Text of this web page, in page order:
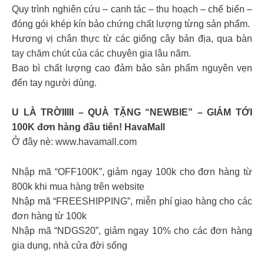
Quy trình nghiên cứu – canh tác – thu hoạch – chế biến –
đóng gói khép kín bảo chứng chất lượng từng sản phẩm.
Hương vị chân thực từ các giống cây bản địa, qua bàn
tay chăm chút của các chuyên gia lâu năm.
Bao bì chất lượng cao đảm bảo sản phẩm nguyên vẹn
đến tay người dùng.
U LÀ TRỜIIIII – QUÀ TẶNG “NEWBIE” – GIẢM TỚI
100K đơn hàng đầu tiên! HavaMall
Ở đây nè: www.havamall.com
Nhập mã “OFF100K”, giảm ngay 100k cho đơn hàng từ
800k khi mua hàng trên website
Nhập mã “FREESHIPPING”, miễn phí giao hàng cho các
đơn hàng từ 100k
Nhập mã “NDGS20”, giảm ngay 10% cho các đơn hàng
gia dụng, nhà cửa đời sống